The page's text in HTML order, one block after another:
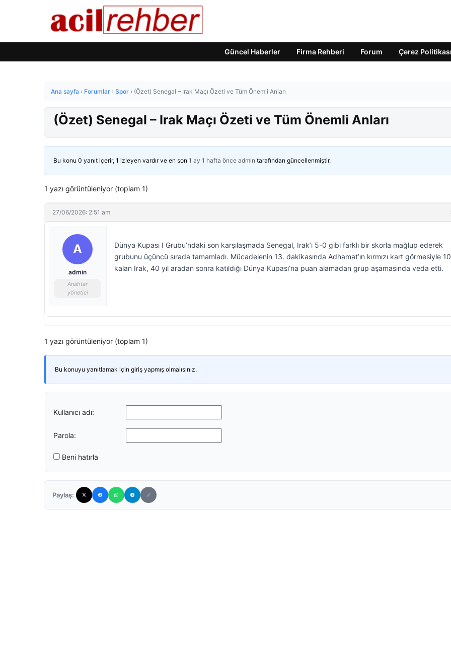
Güncel Haberler Firma Rehberi Forum Çerez Politikası
Ana sayfa › Forumlar › Spor › (Özet) Senegal – Irak Maçı Özeti ve Tüm Önemli Anları
(Özet) Senegal – Irak Maçı Özeti ve Tüm Önemli Anları
Bu konu 0 yanıt içerir, 1 izleyen vardır ve en son 1 ay 1 hafta önce admin tarafından güncellenmiştir.
1 yazı görüntüleniyor (toplam 1)
27/06/2026: 2:51 am
A
admin
Anahtar
yönetici
Dünya Kupası I Grubu’ndaki son karşılaşmada Senegal, Irak’ı 5-0 gibi farklı bir skorla mağlup ederek
grubunu üçüncü sırada tamamladı. Mücadelenin 13. dakikasında Adhamat’ın kırmızı kart görmesiyle
kalan Irak, 40 yıl aradan sonra katıldığı Dünya Kupası’na puan alamadan grup aşamasında veda etti.
1 yazı görüntüleniyor (toplam 1)
Bu konuyu yanıtlamak için giriş yapmış olmalısınız.
Kullanıcı adı:
Parola:
Beni hatırla
Paylaş: